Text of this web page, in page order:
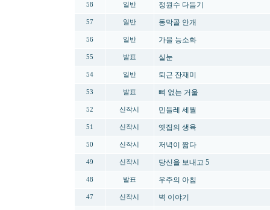
58 일반 정원수 다듬기
57 일반 동막골 안개
56 일반 가을 능소화
55 발표 실눈
54 일반 퇴근 잔재미
53 발표 뼈 없는 거울
52 신작시 민들레 세월
51 신작시 옛집의 생육
50 신작시 저녁이 짧다
49 신작시 당신을 보내고 5
48 발표 우주의 아침
47 신작시 벽 이야기